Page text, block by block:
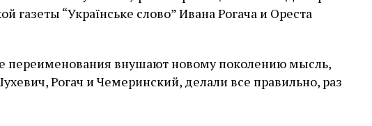
газеты “Українське слово” Ивана Рогача и Ореста
переименования внушают новому поколению мысль,
Рогач и Чемеринский, делали все правильно, раз
слово в переводе Библии